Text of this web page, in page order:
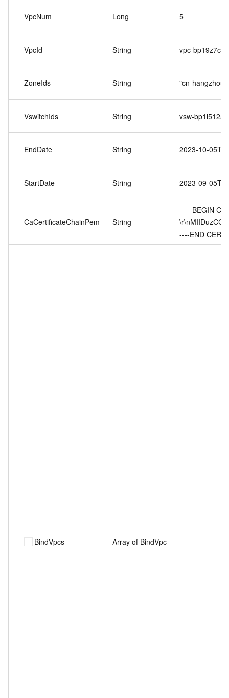
VpcNum Long 5
VpcId String vpc-
ZoneIds String "cn-
VswitchIds String vsw-
EndDate String 2023-10-
StartDate String 2023-09-
CaCertificateChainPem String
-----BEGIN
----END
BindVpcs Array of BindVpc